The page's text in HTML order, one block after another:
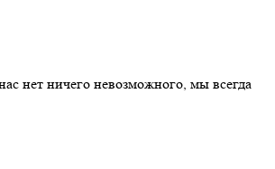
нет ничего невозможного, мы всегда